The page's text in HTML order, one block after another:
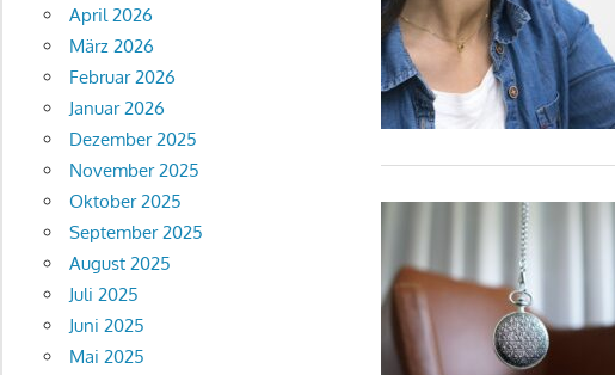
April 2026
März 2026
Februar 2026
Januar 2026
Dezember 2025
November 2025
Oktober 2025
September 2025
August 2025
Juli 2025
Juni 2025
Mai 2025